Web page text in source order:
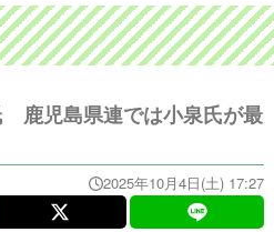
鹿児島県連では小泉氏が最
2025年10月4日(土) 17:27